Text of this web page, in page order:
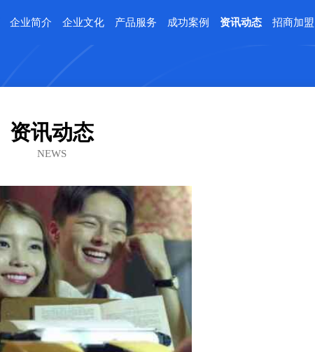
企业简介 企业文化 产品服务 成功案例 资讯动态 招商加盟
资讯动态
NEWS